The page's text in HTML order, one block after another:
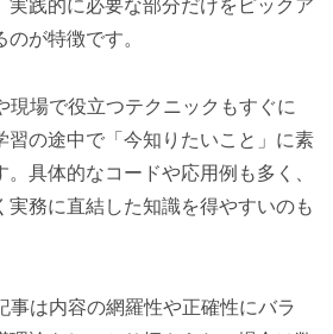
実践的に必要な部分だけをピックア
が特徴です。
現場で役立つテクニックもすぐに
習の途中で「今知りたいこと」に素
具体的なコードや応用例も多く、
実務に直結した知識を得やすいのも
事は内容の網羅性や正確性にバラ